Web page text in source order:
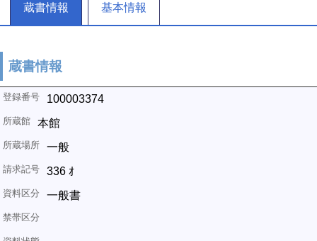
蔵書情報 基本情報
蔵書情報
100003374
本館
一般
336 ｵ
一般書